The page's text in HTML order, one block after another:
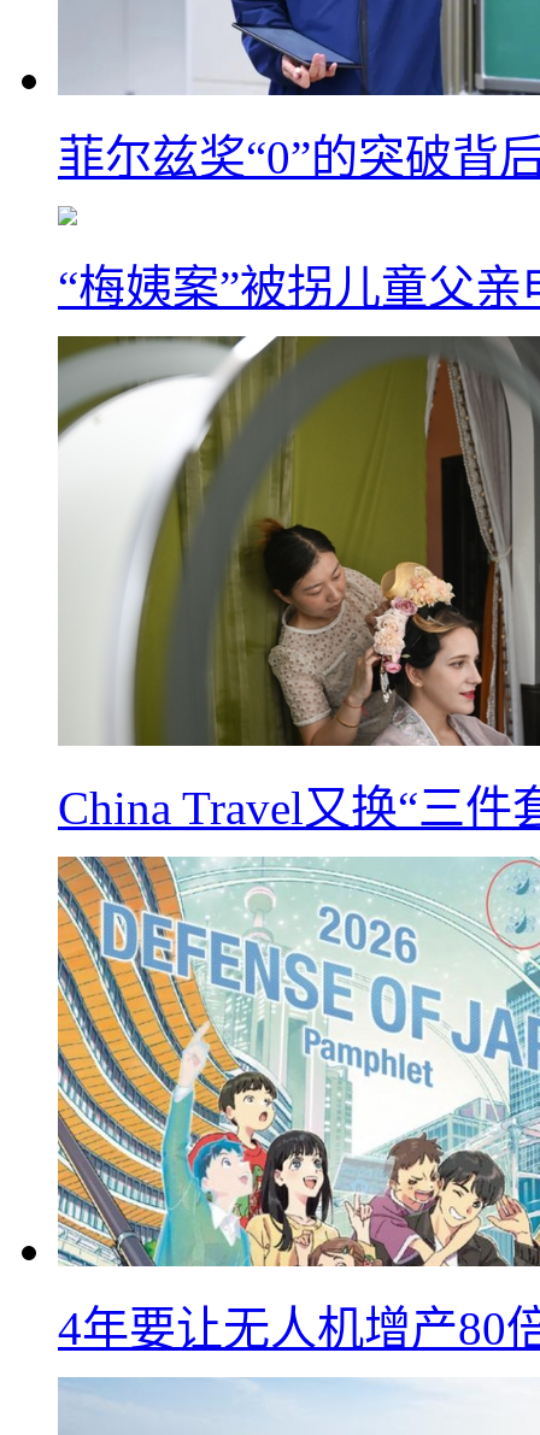
菲尔兹奖“0”的突破背
“梅姨案”被拐儿童父
China Travel又换“三
4年要让无人机增产80